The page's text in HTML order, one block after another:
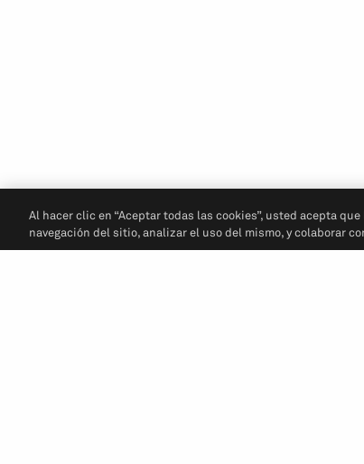
Al hacer clic en “Aceptar todas las cookies”, usted acepta
navegación del sitio, analizar el uso del mismo, y colaborar